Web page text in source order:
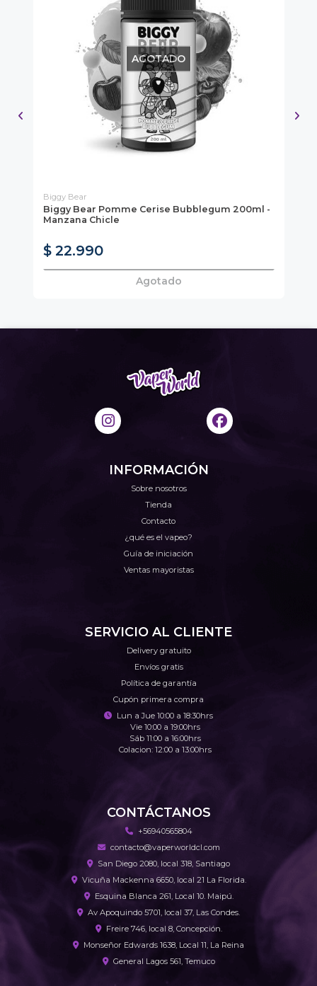
AGOTADO
Biggy Bear
Biggy Bear Pomme Cerise Bubblegum 200ml -
Manzana Chicle
$ 22.990
Agotado
INFORMACIÓN
Sobre nosotros
Tienda
Contacto
¿qué es el vapeo?
Guía de iniciación
Ventas mayoristas
SERVICIO AL CLIENTE
Delivery gratuito
Envíos gratis
Política de garantía
Cupón primera compra
Lun a Jue 10:00 a 18:30hrs
Vie 10:00 a 19:00hrs
Sáb 11:00 a 16:00hrs
Colacion: 12:00 a 13:00hrs
CONTÁCTANOS
+56940565804
contacto@vaperworldcl.com
San Diego 2080, local 318, Santiago
Vicuña Mackenna 6650, local 21 La Florida.
Esquina Blanca 261, Local 10. Maipú.
Av Apoquindo 5701, local 37, Las Condes.
Freire 746, local 8, Concepción.
Monseñor Edwards 1638, Local 11, La Reina
General Lagos 561, Temuco